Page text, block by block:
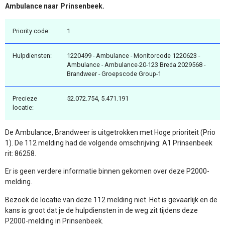
Ambulance naar Prinsenbeek.
Priority code: 1
Hulpdiensten:
1220499 - Ambulance - Monitorcode 1220623 -
Ambulance - Ambulance-20-123 Breda 2029568 -
Brandweer - Groepscode Group-1
Precieze
locatie:
52.072.754, 5.471.191
De Ambulance, Brandweer is uitgetrokken met Hoge prioriteit (Prio
1). De 112 melding had de volgende omschrijving: A1 Prinsenbeek
rit: 86258.
Er is geen verdere informatie binnen gekomen over deze P2000-
melding.
Bezoek de locatie van deze 112 melding niet. Het is gevaarlijk en de
kans is groot dat je de hulpdiensten in de weg zit tijdens deze
P2000-melding in Prinsenbeek.